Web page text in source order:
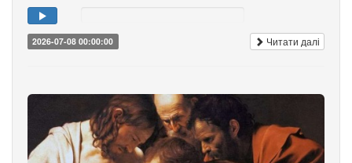
2026-07-08 00:00:00 Читати далі